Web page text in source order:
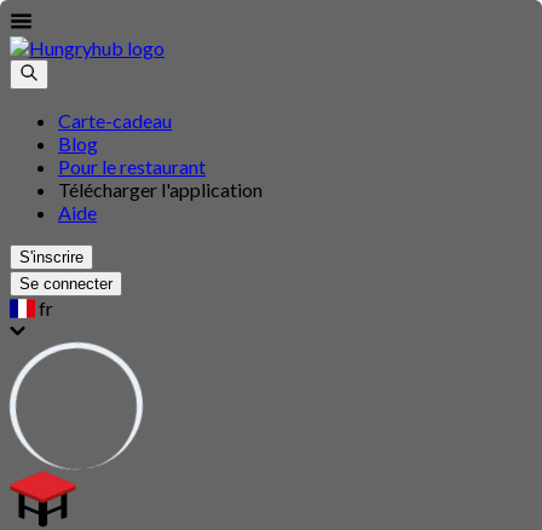
Carte-cadeau
Blog
Pour le restaurant
Télécharger l'application
Aide
S'inscrire
Se connecter
fr